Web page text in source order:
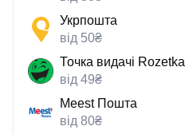
Укрпошта
від 50₴
Точка видачі Rozetka
від 49₴
Meest Пошта
від 80₴